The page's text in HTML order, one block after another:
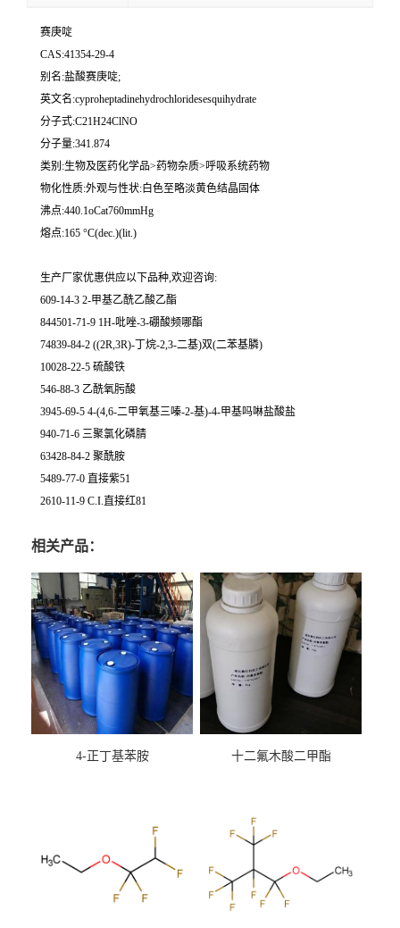
赛庚啶
CAS:41354-29-4
别名:盐酸赛庚啶;
英文名:cyproheptadinehydrochloridesesquihydrate
分子式:C21H24ClNO
分子量:341.874
类别:生物及医药化学品>药物杂质>呼吸系统药物
物化性质:外观与性状:白色至略淡黄色结晶固体
沸点:440.1oCat760mmHg
熔点:165 °C(dec.)(lit.)
生产厂家优惠供应以下品种,欢迎咨询:
609-14-3 2-甲基乙酰乙酸乙酯
844501-71-9 1H-吡唑-3-硼酸频哪酯
74839-84-2 ((2R,3R)-丁烷-2,3-二基)双(二苯基膦)
10028-22-5 硫酸铁
546-88-3 乙酰氧肟酸
3945-69-5 4-(4,6-二甲氧基三嗪-2-基)-4-甲基吗啉盐酸盐
940-71-6 三聚氯化磷腈
63428-84-2 聚酰胺
5489-77-0 直接紫51
2610-11-9 C.I.直接红81
相关产品：
4-正丁基苯胺 十二氟木酸二甲酯